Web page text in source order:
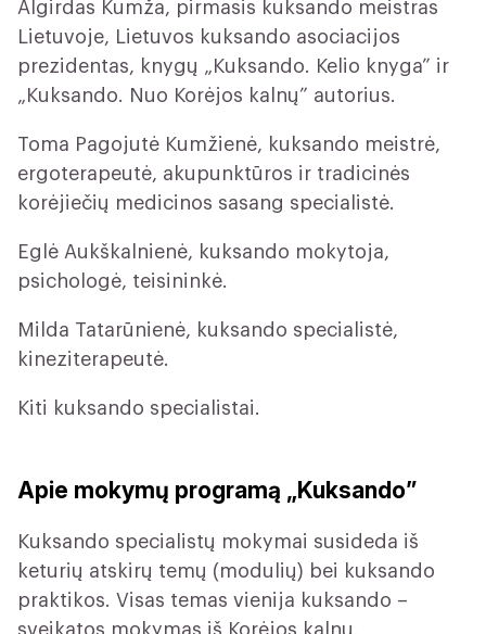
Algirdas Kumža, pirmasis kuksando meistras
Lietuvoje, Lietuvos kuksando asociacijos
prezidentas, knygų „Kuksando. Kelio knyga” ir
„Kuksando. Nuo Korėjos kalnų” autorius.
Toma Pagojutė Kumžienė, kuksando meistrė,
ergoterapeutė, akupunktūros ir tradicinės
korėjiečių medicinos sasang specialistė.
Eglė Aukškalnienė, kuksando mokytoja,
psichologė, teisininkė.
Milda Tatarūnienė, kuksando specialistė,
kineziterapeutė.
Kiti kuksando specialistai.
Apie mokymų programą „Kuksando”
Kuksando specialistų mokymai susideda iš
keturių atskirų temų (modulių) bei kuksando
praktikos. Visas temas vienija kuksando –
sveikatos mokymas iš Korėjos kalnų.